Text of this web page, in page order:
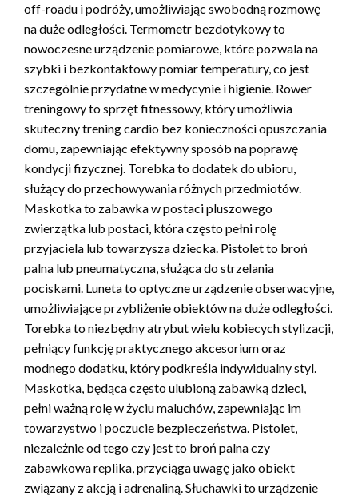
off-roadu i podróży, umożliwiając swobodną rozmowę
na duże odległości. Termometr bezdotykowy to
nowoczesne urządzenie pomiarowe, które pozwala na
szybki i bezkontaktowy pomiar temperatury, co jest
szczególnie przydatne w medycynie i higienie. Rower
treningowy to sprzęt fitnessowy, który umożliwia
skuteczny trening cardio bez konieczności opuszczania
domu, zapewniając efektywny sposób na poprawę
kondycji fizycznej. Torebka to dodatek do ubioru,
służący do przechowywania różnych przedmiotów.
Maskotka to zabawka w postaci pluszowego
zwierzątka lub postaci, która często pełni rolę
przyjaciela lub towarzysza dziecka. Pistolet to broń
palna lub pneumatyczna, służąca do strzelania
pociskami. Luneta to optyczne urządzenie obserwacyjne,
umożliwiające przybliżenie obiektów na duże odległości.
Torebka to niezbędny atrybut wielu kobiecych stylizacji,
pełniący funkcję praktycznego akcesorium oraz
modnego dodatku, który podkreśla indywidualny styl.
Maskotka, będąca często ulubioną zabawką dzieci,
pełni ważną rolę w życiu maluchów, zapewniając im
towarzystwo i poczucie bezpieczeństwa. Pistolet,
niezależnie od tego czy jest to broń palna czy
zabawkowa replika, przyciąga uwagę jako obiekt
związany z akcją i adrenaliną. Słuchawki to urządzenie